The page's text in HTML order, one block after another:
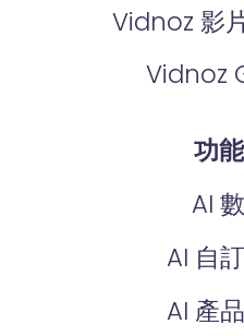
Vidnoz 影
Vidnoz
功
AI
AI 自
AI 產